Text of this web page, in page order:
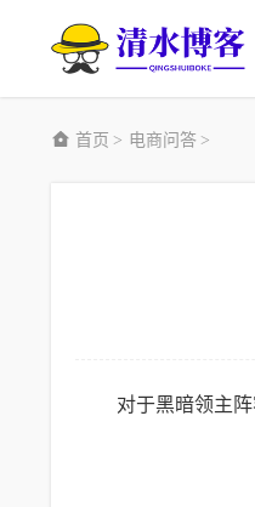
首页 > 电商问答 >
对于黑暗领主